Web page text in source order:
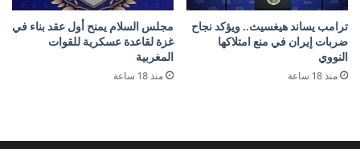
ترامب يساند هيغسيث.. ويؤكد نجاح
ضربات إيران في منع امتلاكها
النووي
منذ 18 ساعة
مجلس السلام يمنح أول عقد بناء في
غزة لقاعدة عسكرية للقوات
المغربية
منذ 18 ساعة